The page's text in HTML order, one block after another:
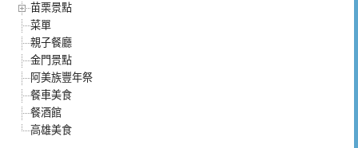
苗栗景點
菜單
親子餐廳
金門景點
阿美族豐年祭
餐車美食
餐酒館
高雄美食